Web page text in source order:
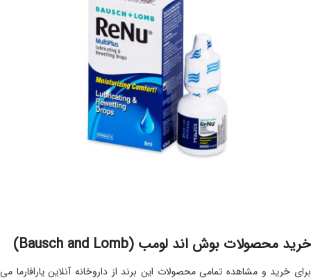
خرید محصولات بوش اند لومب (Bausch and Lomb)
برای خرید و مشاهده تمامی محصولات این برند از داروخانه آنلاین یارافارما می